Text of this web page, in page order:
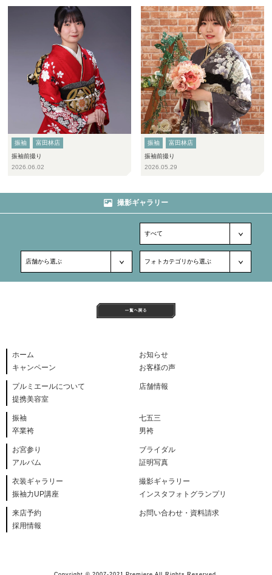
振袖
富田林店
振袖前撮り
2026.06.02
振袖
富田林店
振袖前撮り
2026.05.29
撮影ギャラリー
ホーム
お知らせ
キャンペーン
お客様の声
プルミエールについて
店舗情報
提携美容室
振袖
七五三
卒業袴
男袴
お宮参り
ブライダル
アルバム
証明写真
衣装ギャラリー
撮影ギャラリー
振袖力UP講座
インスタフォトグランプリ
来店予約
お問い合わせ・資料請求
採用情報